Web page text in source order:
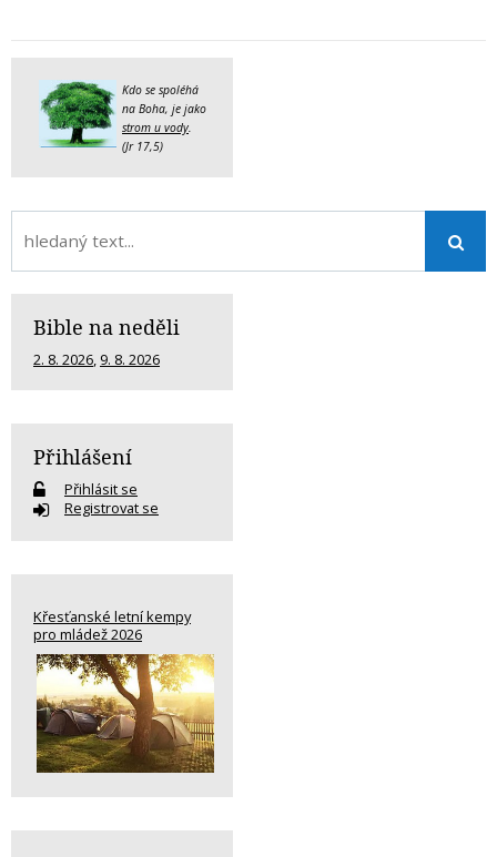
Kdo se spoléhá
na Boha, je jako
strom u vody
(Jr 17,5)
Bible na neděli
2. 8. 2026, 9. 8. 2026
Přihlášení
Přihlásit se
Registrovat se
Křesťanské letní kempy
pro mládež 2026